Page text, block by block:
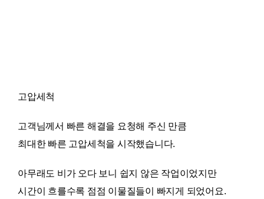
고압세척
고객님께서 빠른 해결을 요청해 주신 만큼
최대한 빠른 고압세척을 시작했습니다.
아무래도 비가 오다 보니 쉽지 않은 작업이었지만
시간이 흐를수록 점점 이물질들이 빠지게 되었어요.